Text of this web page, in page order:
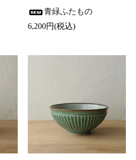
青緑ふたもの
6,200円(税込)